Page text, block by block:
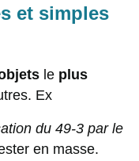
et simples
le plus
Ex
du 49-3 par le
en masse.